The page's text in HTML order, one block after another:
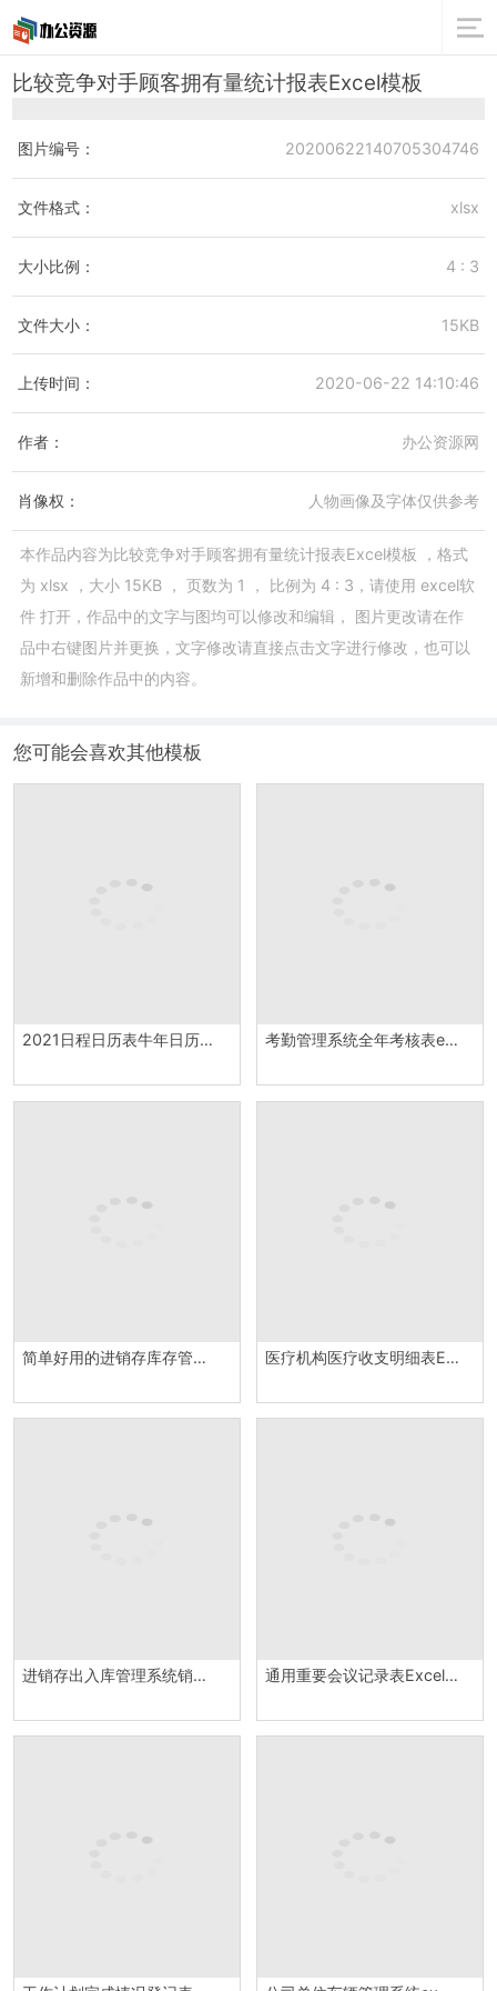
比较竞争对手顾客拥有量统计报表Excel模板
图片编号： 20200622140705304746
文件格式： xlsx
大小比例： 4 : 3
文件大小： 15KB
上传时间： 2020-06-22 14:10:46
作者： 办公资源网
肖像权： 人物画像及字体仅供参考
本作品内容为比较竞争对手顾客拥有量统计报表Excel模板
，格式
为 xlsx ，大小 15KB， 页数为 1 ， 比例为 4 : 3 ，请使用 excel软
件 打开，作品中的文字与图均可以修改和编辑， 图片更改请在作
品中右键图片并更换，文字修改请直接点击文字进行修改，也可以
新增和删除作品中的内容。
您可能会喜欢其他模板
2021日程日历表牛年日历日程计划表Excel模板 考勤管理系统全年考核表excel模板
简单好用的进销存库存管理表Excel模板 医疗机构医疗收支明细表Excel模板
进销存出入库管理系统销售出库统计详情报表Excel模板 通用重要会议记录表Excel模板